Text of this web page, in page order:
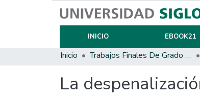
INICIO EBOOK21
Inicio Trabajos Finales De Grado Y Posgrado
La